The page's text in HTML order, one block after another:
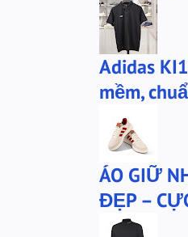
bộ xtep
phu-kien-sale
puma chính hãng
quần puma
sale
san-sale
tai-nghe
túi đeo chéo
Adidas
mềm,
ÁO GIỮ
ĐẸP –